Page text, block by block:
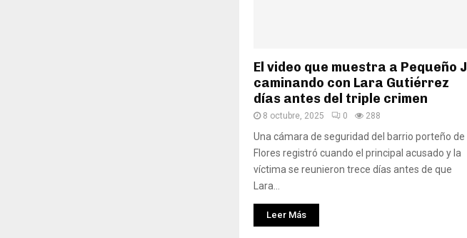
El video que muestra a Pequeño J
caminando con Lara Gutiérrez
días antes del triple crimen
8 octubre, 2025 0 288
Una cámara de seguridad del barrio porteño de
Flores registró cuando el principal acusado y la
víctima se reunieron trece días antes de que
Lara...
Leer Más